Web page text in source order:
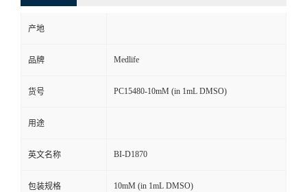
产地
品牌 Medlife
货号 PC15480-10mM (in 1mL DMSO)
用途
英文名称 BI-D1870
包装规格 10mM (in 1mL DMSO)